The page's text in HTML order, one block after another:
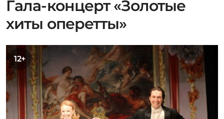
Гала-концерт «Золотые
хиты оперетты»
12+